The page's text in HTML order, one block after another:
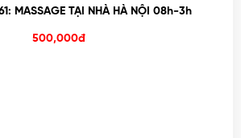
MASSAGE TẠI NHÀ HÀ NỘI 08h-3h
500,000đ